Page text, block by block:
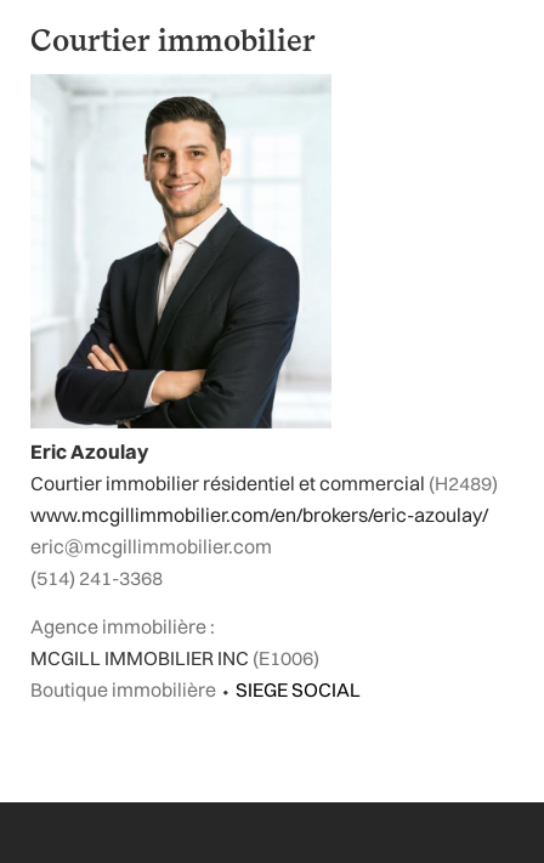
Courtier immobilier
Eric Azoulay
Courtier immobilier résidentiel et commercial (H2489)
www.mcgillimmobilier.com/en/brokers/eric-azoulay/
eric@mcgillimmobilier.com
(514) 241-3368
Agence immobilière :
MCGILL IMMOBILIER INC (E1006)
Boutique immobilière ⬩ SIEGE SOCIAL